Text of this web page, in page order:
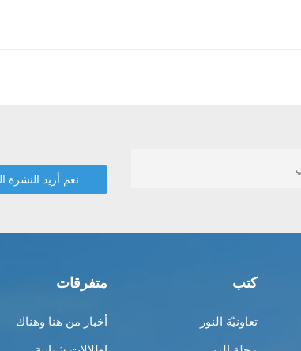
كتب
تعاونيّة النور
متفرقات
أخبار من هنا وهناك